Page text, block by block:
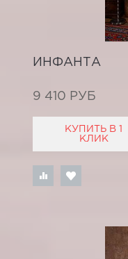
ИНФАНТА
9 410 РУБ
КУПИТЬ В 1
КЛИК